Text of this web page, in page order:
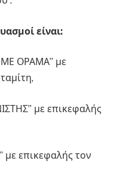
είναι:
ΟΡΑΜΑ’’ με
με επικεφαλής
με επικεφαλής τον